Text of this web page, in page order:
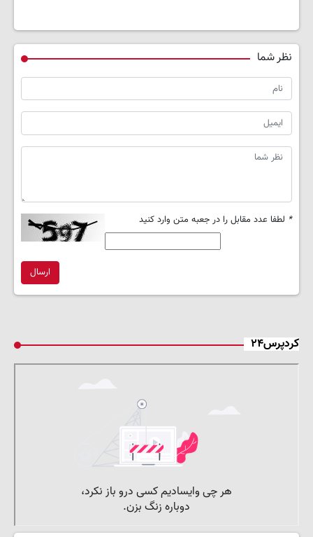
نظر شما
* لطفا عدد مقابل را در جعبه متن وارد کنید
ارسال
کردپرس۲۴